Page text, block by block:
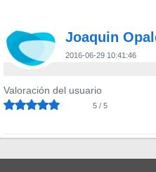
Joaquin
2016-06-29 10:41:46
Valoración del usuario
5 / 5